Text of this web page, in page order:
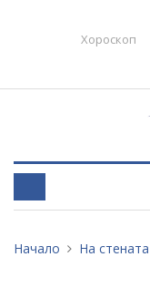
Хороскоп
Начало На стената